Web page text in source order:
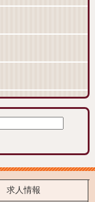
求人情報